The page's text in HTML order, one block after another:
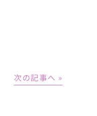
次の記事へ »